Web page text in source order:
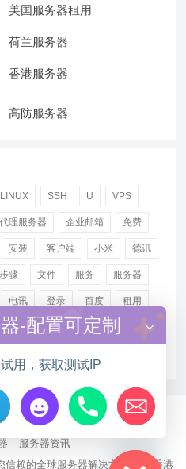
美国服务器租用
荷兰服务器
香港服务器
高防服务器
LINUX SSH U VPS
代理服务器 企业邮箱 免费
安装 客户端 小米 德讯
骤 文件 服务 服务器
电讯 登录 百度 租用
证书 配置 阿里
站群多IP服务器
海外云服务器
服务器资讯
信赖的全球服务器解决方案伙伴 香港
Hide chaty
-配置可定制
用，获取测试IP